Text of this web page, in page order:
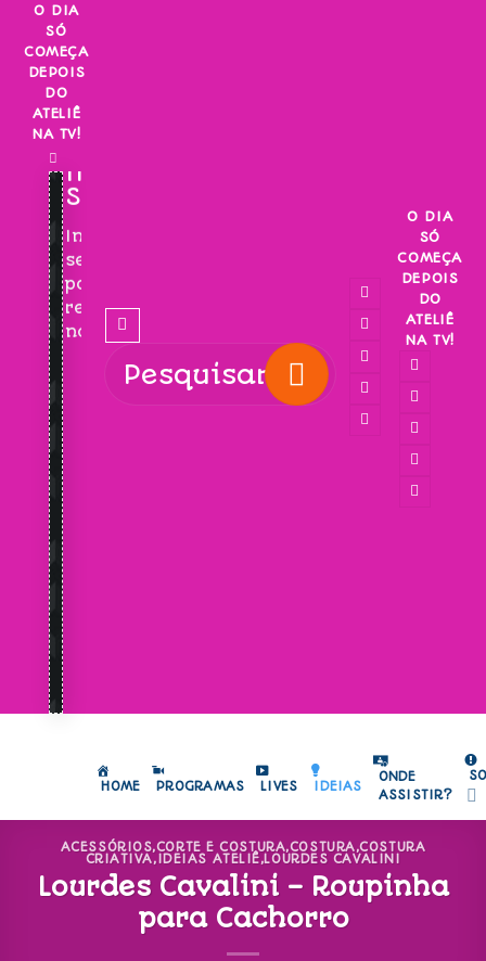
Skip
content
O DIA
SÓ
COMEÇA
DEPOIS
DO
ATELIÊ
NA TV!
INSCREVA-
SE!
Inscreva-
se
para
receber
novidades!
O DIA
SÓ
COMEÇA
DEPOIS
DO
ATELIÊ
NA TV!
HOME PROGRAMAS LIVES IDEIAS
ONDE
ASSISTIR?
ACESSÓRIOS,CORTE E COSTURA,COSTURA,COSTURA
CRIATIVA, IDEIAS ATELIÊ,LOURDES CAVALINI
Lourdes Cavalini – Roupinha
para Cachorro